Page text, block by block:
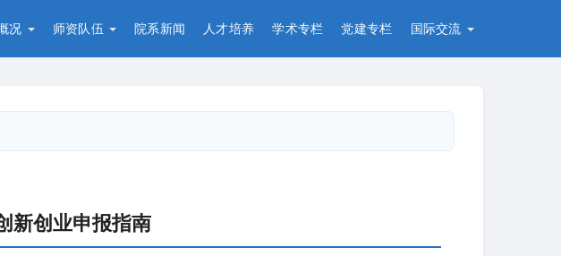
况 师资队伍 院系新闻 人才培养 学术专栏 党建专栏 国际交流
创业申报指南